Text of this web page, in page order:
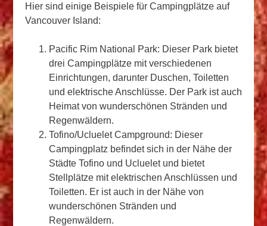
Hier sind einige Beispiele für Campingplätze auf
Vancouver Island:
Pacific Rim National Park: Dieser Park bietet
drei Campingplätze mit verschiedenen
Einrichtungen, darunter Duschen, Toiletten
und elektrische Anschlüsse. Der Park ist auch
Heimat von wunderschönen Stränden und
Regenwäldern.
Tofino/Ucluelet Campground: Dieser
Campingplatz befindet sich in der Nähe der
Städte Tofino und Ucluelet und bietet
Stellplätze mit elektrischen Anschlüssen und
Toiletten. Er ist auch in der Nähe von
wunderschönen Stränden und
Regenwäldern.